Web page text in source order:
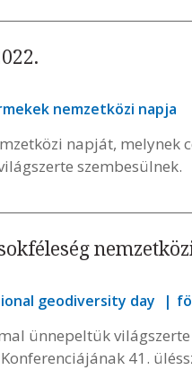
nemzetközi napja
napját,
szembesülnek.
geodiversity day
ünnepeltük
41.